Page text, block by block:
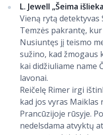
L. Jewell „Šeima
Vieną rytą detektyvas
Temzės pakrantę,
Nusiuntęs jį teismo
sužino, kad žmogaus
kai didžiuliame name
lavonai.
Reičelę Rimer irgi
kad jos vyras Maiklas
Prancūzijoje rūsyje.
nedelsdama atvyktų